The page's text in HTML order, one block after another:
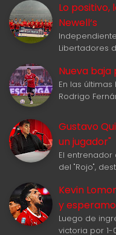
Lo positivo,
Newell‘s
Libertadores
Nueva baja
En las
Rodrigo
Gustavo
un jugador"
El
del "Rojo",
Kevin
y
Luego de
victoria por 1-